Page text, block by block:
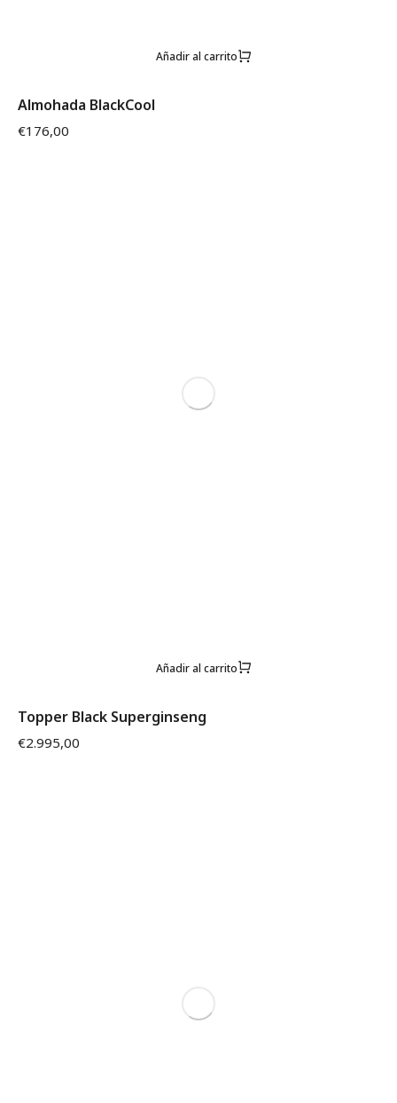
Añadir al carrito
Almohada BlackCool
€176,00
Añadir al carrito
Topper Black Superginseng
€2.995,00